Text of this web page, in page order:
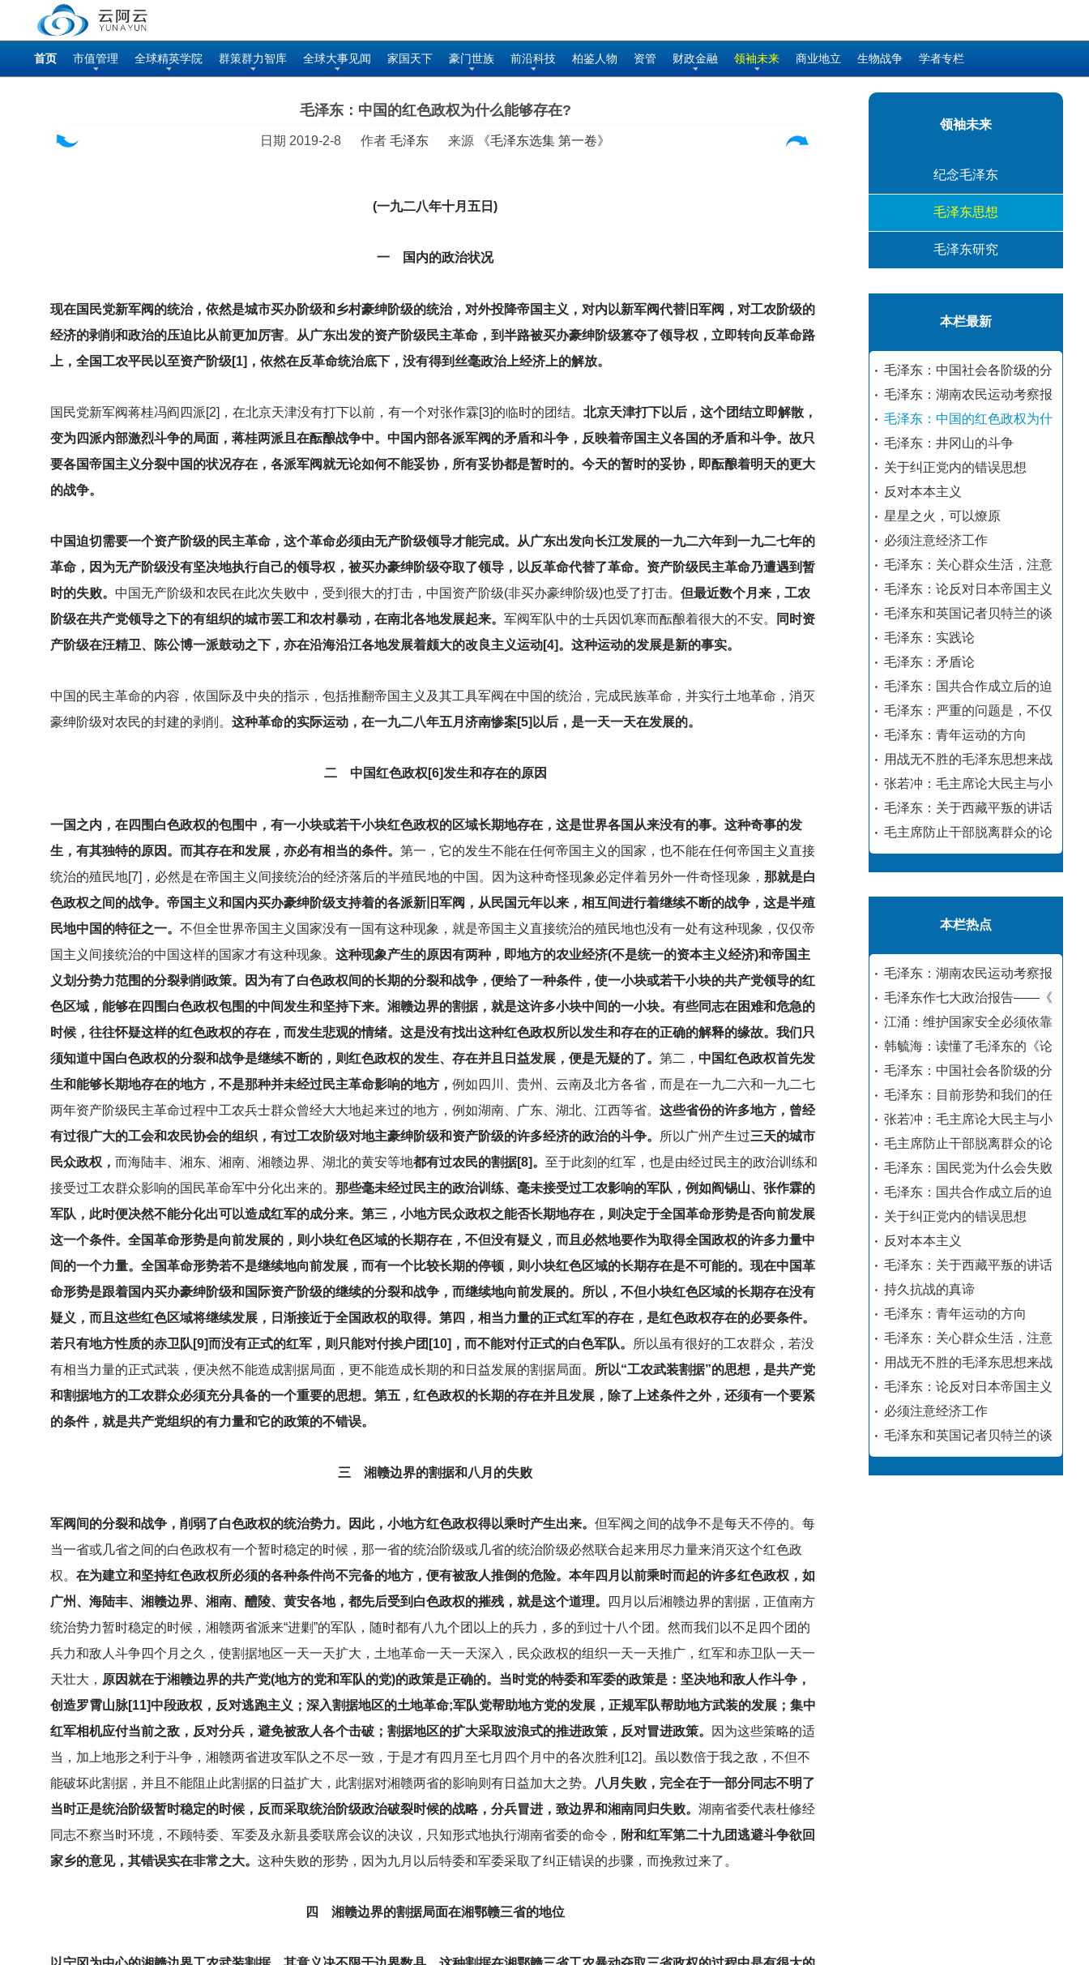
首页 市值管理 全球精英学院 群策群力智库 全球大事见闻 家国天下 豪门世族 前沿科技 柏鉴人物 资管 财政金融 领袖未来 商业地立 生物战争 学者专栏
毛泽东：中国的红色政权为什么能够存在?
日期 2019-2-8 作者 毛泽东 来源 《毛泽东选集 第一卷》
(一九二八年十月五日)
一 国内的政治状况
现在国民党新军阀的统治，依然是城市买办阶级和乡村豪绅阶级的统治，对外投降帝国主义，对内以新军阀代替旧军阀，对工农阶级的
经济的剥削和政治的压迫比从前更加厉害。
从广东出发的资产阶级民主革命，到半路被买办豪绅阶级篡夺了领导权，立即转向反革命路
上，全国工农平民以至资产阶级[1]，依然在反革命统治底下，没有得到丝毫政治上经济上的解放。
国民党新军阀蒋桂冯阎四派[2]，在北京天津没有打下以前，有一个对张作霖[3]的临时的团结。 北京天津打下以后，这个团结立即解散，
变为四派内部激烈斗争的局面，蒋桂两派且在酝酿战争中。中国内部各派军阀的矛盾和斗争，反映着帝国主义各国的矛盾和斗争。故只
要各国帝国主义分裂中国的状况存在，各派军阀就无论如何不能妥协，所有妥协都是暂时的。今天的暂时的妥协，即酝酿着明天的更大
的战争。
中国迫切需要一个资产阶级的民主革命，这个革命必须由无产阶级领导才能完成。从广东出发向长江发展的一九二六年到一九二七年的
革命，因为无产阶级没有坚决地执行自己的领导权，被买办豪绅阶级夺取了领导，以反革命代替了革命。资产阶级民主革命乃遭遇到暂
时的失败。 中国无产阶级和农民在此次失败中，受到很大的打击，中国资产阶级(非买办豪绅阶级)也受了打击。 但最近数个月来，工农
阶级在共产党领导之下的有组织的城市罢工和农村暴动，在南北各地发展起来。 军阀军队中的士兵因饥寒而酝酿着很大的不安。
同时资
产阶级在汪精卫、陈公博一派鼓动之下，亦在沿海沿江各地发展着颇大的改良主义运动[4]。这种运动的发展是新的事实。
中国的民主革命的内容，依国际及中央的指示，包括推翻帝国主义及其工具军阀在中国的统治，完成民族革命，并实行土地革命，消灭
豪绅阶级对农民的封建的剥削。 这种革命的实际运动，在一九二八年五月济南惨案[5]以后，是一天一天在发展的。
二 中国红色政权[6]发生和存在的原因
一国之内，在四围白色政权的包围中，有一小块或若干小块红色政权的区域长期地存在，这是世界各国从来没有的事。这种奇事的发
生，有其独特的原因。而其存在和发展，亦必有相当的条件。 第一，它的发生不能在任何帝国主义的国家，也不能在任何帝国主义直接
统治的殖民地[7]，必然是在帝国主义间接统治的经济落后的半殖民地的中国。因为这种奇怪现象必定伴着另外一件奇怪现象， 那就是白
色政权之间的战争。帝国主义和国内买办豪绅阶级支持着的各派新旧军阀，从民国元年以来，相互间进行着继续不断的战争，这是半殖
民地中国的特征之一。 不但全世界帝国主义国家没有一国有这种现象，就是帝国主义直接统治的殖民地也没有一处有这种现象，仅仅帝
国主义间接统治的中国这样的国家才有这种现象。 这种现象产生的原因有两种，即地方的农业经济(不是统一的资本主义经济)和帝国主
义划分势力范围的分裂剥削政策。因为有了白色政权间的长期的分裂和战争，便给了一种条件，使一小块或若干小块的共产党领导的红
色区域，能够在四围白色政权包围的中间发生和坚持下来。湘赣边界的割据，就是这许多小块中间的一小块。有些同志在困难和危急的
时候，往往怀疑这样的红色政权的存在，而发生悲观的情绪。这是没有找出这种红色政权所以发生和存在的正确的解释的缘故。我们只
须知道中国白色政权的分裂和战争是继续不断的，则红色政权的发生、存在并且日益发展，便是无疑的了。 第二， 中国红色政权首先发
生和能够长期地存在的地方，不是那种并未经过民主革命影响的地方， 例如四川、贵州、云南及北方各省，而是在一九二六和一九二七
两年资产阶级民主革命过程中工农兵士群众曾经大大地起来过的地方，例如湖南、广东、湖北、江西等省。 这些省份的许多地方，曾经
有过很广大的工会和农民协会的组织，有过工农阶级对地主豪绅阶级和资产阶级的许多经济的政治的斗争。
所以广州产生过三天的城市
民众政权， 而海陆丰、湘东、湘南、湘赣边界、湖北的黄安等地都有过农民的割据[8]。 至于此刻的红军，也是由经过民主的政治训练和
接受过工农群众影响的国民革命军中分化出来的。 那些毫未经过民主的政治训练、毫未接受过工农影响的军队，例如阎锡山、张作霖的
军队，此时便决然不能分化出可以造成红军的成分来。第三，小地方民众政权之能否长期地存在，则决定于全国革命形势是否向前发展
这一个条件。全国革命形势是向前发展的，则小块红色区域的长期存在，不但没有疑义，而且必然地要作为取得全国政权的许多力量中
间的一个力量。全国革命形势若不是继续地向前发展，而有一个比较长期的停顿，则小块红色区域的长期存在是不可能的。现在中国革
命形势是跟着国内买办豪绅阶级和国际资产阶级的继续的分裂和战争，而继续地向前发展的。所以，不但小块红色区域的长期存在没有
疑义，而且这些红色区域将继续发展，日渐接近于全国政权的取得。第四，相当力量的正式红军的存在，是红色政权存在的必要条件。
若只有地方性质的赤卫队[9]而没有正式的红军，则只能对付挨户团[10]，而不能对付正式的白色军队。
所以虽有很好的工农群众，若没
有相当力量的正式武装，便决然不能造成割据局面，更不能造成长期的和日益发展的割据局面。
所以“工农武装割据”的思想，是共产党
和割据地方的工农群众必须充分具备的一个重要的思想。第五，红色政权的长期的存在并且发展，除了上述条件之外，还须有一个要紧
的条件，就是共产党组织的有力量和它的政策的不错误。
三 湘赣边界的割据和八月的失败
军阀间的分裂和战争，削弱了白色政权的统治势力。因此，小地方红色政权得以乘时产生出来。 但军阀之间的战争不是每天不停的。每
当一省或几省之间的白色政权有一个暂时稳定的时候，那一省的统治阶级或几省的统治阶级必然联合起来用尽力量来消灭这个红色政
权。 在为建立和坚持红色政权所必须的各种条件尚不完备的地方，便有被敌人推倒的危险。本年四月以前乘时而起的许多红色政权，如
广州、海陆丰、湘赣边界、湘南、醴陵、黄安各地，都先后受到白色政权的摧残，就是这个道理。
四月以后湘赣边界的割据，正值南方
统治势力暂时稳定的时候，湘赣两省派来“进剿”的军队，随时都有八九个团以上的兵力，多的到过十八个团。然而我们以不足四个团的
兵力和敌人斗争四个月之久，使割据地区一天一天扩大，土地革命一天一天深入，民众政权的组织一天一天推广，红军和赤卫队一天一
天壮大， 原因就在于湘赣边界的共产党(地方的党和军队的党)的政策是正确的。当时党的特委和军委的政策是：坚决地和敌人作斗争，
创造罗霄山脉[11]中段政权，反对逃跑主义；深入割据地区的土地革命;军队党帮助地方党的发展，正规军队帮助地方武装的发展；集中
红军相机应付当前之敌，反对分兵，避免被敌人各个击破；割据地区的扩大采取波浪式的推进政策，反对冒进政策。
因为这些策略的适
当，加上地形之利于斗争，湘赣两省进攻军队之不尽一致，于是才有四月至七月四个月中的各次胜利[12]。虽以数倍于我之敌，不但不
能破坏此割据，并且不能阻止此割据的日益扩大，此割据对湘赣两省的影响则有日益加大之势。
八月失败，完全在于一部分同志不明了
当时正是统治阶级暂时稳定的时候，反而采取统治阶级政治破裂时候的战略，分兵冒进，致边界和湘南同归失败。 湖南省委代表杜修经
同志不察当时环境，不顾特委、军委及永新县委联席会议的决议，只知形式地执行湖南省委的命令， 附和红军第二十九团逃避斗争欲回
家乡的意见，其错误实在非常之大。 这种失败的形势，因为九月以后特委和军委采取了纠正错误的步骤，而挽救过来了。
四 湘赣边界的割据局面在湘鄂赣三省的地位
领袖未来
纪念毛泽东
毛泽东思想
毛泽东研究
本栏最新
毛泽东：中国社会各阶级的分
毛泽东：湖南农民运动考察报
毛泽东：中国的红色政权为什
毛泽东：井冈山的斗争
关于纠正党内的错误思想
反对本本主义
星星之火，可以燎原
必须注意经济工作
毛泽东：关心群众生活，注意
毛泽东：论反对日本帝国主义
毛泽东和英国记者贝特兰的谈
毛泽东：实践论
毛泽东：矛盾论
毛泽东：国共合作成立后的迫
毛泽东：严重的问题是，不仅
毛泽东：青年运动的方向
用战无不胜的毛泽东思想来战
张若冲：毛主席论大民主与小
毛泽东：关于西藏平叛的讲话
毛主席防止干部脱离群众的论
本栏热点
毛泽东：湖南农民运动考察报
毛泽东作七大政治报告——《
江涌：维护国家安全必须依靠
韩毓海：读懂了毛泽东的《论
毛泽东：中国社会各阶级的分
毛泽东：目前形势和我们的任
张若冲：毛主席论大民主与小
毛主席防止干部脱离群众的论
毛泽东：国民党为什么会失败
毛泽东：国共合作成立后的迫
关于纠正党内的错误思想
反对本本主义
毛泽东：关于西藏平叛的讲话
持久抗战的真谛
毛泽东：青年运动的方向
毛泽东：关心群众生活，注意
用战无不胜的毛泽东思想来战
毛泽东：论反对日本帝国主义
必须注意经济工作
毛泽东和英国记者贝特兰的谈